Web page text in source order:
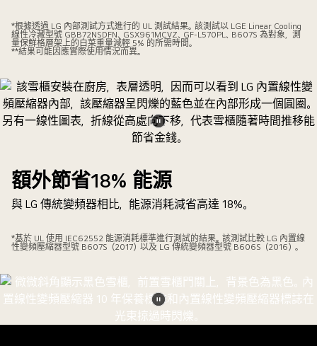
*根據透過 LG 內部測試方式進行的 UL 測試結果。該測試以 LGE Linear Cooling
線性冷藏型號 GBB72NSDFN、GSX961MCVZ、GF-L570PL、B607S 為對象，測
量保鮮格層架上的白菜重量減輕 5％ 的所需時間。
**結果可能因應實際使用情況而異。
暫
影
片
額外節省18% 能源
與 LG 傳統變頻器相比，能源消耗減省高達 18%。
*基於 UL 使用 IEC62552 能源消耗標準進行測試的結果。該測試比較 LG 內置線
性變頻壓縮器型號 B607S（2017）以及 LG 傳統變頻器型號 B606S（2016）。
暫